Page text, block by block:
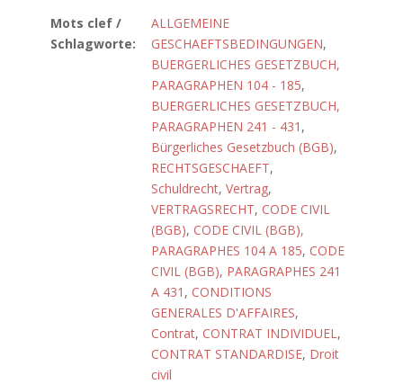
Mots clef /
Schlagworte:
ALLGEMEINE
GESCHAEFTSBEDINGUNGEN,
BUERGERLICHES GESETZBUCH,
PARAGRAPHEN 104 - 185,
BUERGERLICHES GESETZBUCH,
PARAGRAPHEN 241 - 431 ,
Bürgerliches Gesetzbuch (BGB),
RECHTSGESCHAEFT,
Schuldrecht, Vertrag,
VERTRAGSRECHT, CODE CIVIL
(BGB), CODE CIVIL (BGB),
PARAGRAPHES 104 A 185, CODE
CIVIL (BGB), PARAGRAPHES 241
A 431 , CONDITIONS
GENERALES D'AFFAIRES,
Contrat, CONTRAT INDIVIDUEL,
CONTRAT STANDARDISE, Droit
civil